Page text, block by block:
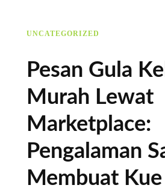
UNCATEGORIZED
Pesan Gula
Murah Lewat
Marketplace:
Pengalaman
Membuat Kue